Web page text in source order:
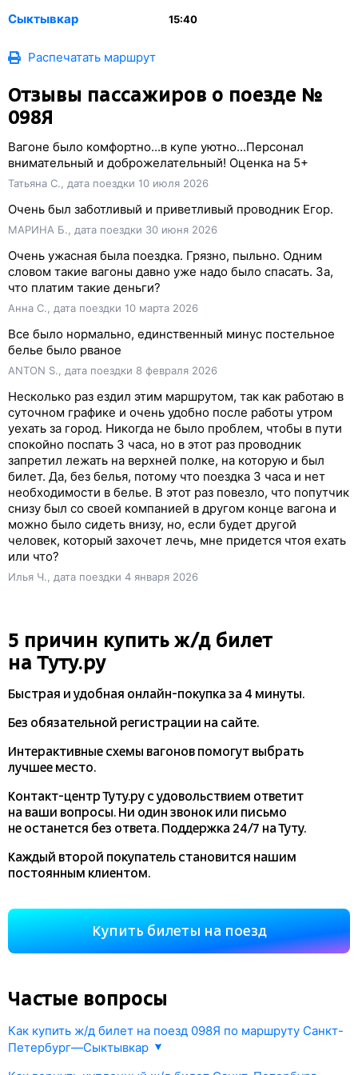
Сыктывкар 15:40
Распечатать маршрут
Отзывы пассажиров о поезде №
098Я
Вагоне было комфортно...в купе уютно...Персонал
внимательный и доброжелательный! Оценка на 5+
Татьяна С., дата поездки 10 июля 2026
Очень был заботливый и приветливый проводник Егор.
МАРИНА Б., дата поездки 30 июня 2026
Очень ужасная была поездка. Грязно, пыльно. Одним
словом такие вагоны давно уже надо было спасать. За,
что платим такие деньги?
Анна С., дата поездки 10 марта 2026
Все было нормально, единственный минус постельное
белье было рваное
ANTON S., дата поездки 8 февраля 2026
Несколько раз ездил этим маршрутом, так как работаю в
суточном графике и очень удобно после работы утром
уехать за город. Никогда не было проблем, чтобы в пути
спокойно поспать 3 часа, но в этот раз проводник
запретил лежать на верхней полке, на которую и был
билет. Да, без белья, потому что поездка 3 часа и нет
необходимости в белье. В этот раз повезло, что попутчик
снизу был со своей компанией в другом конце вагона и
можно было сидеть внизу, но, если будет другой
человек, который захочет лечь, мне придется чтоя ехать
или что?
Илья Ч., дата поездки 4 января 2026
5 причин купить ж/д билет
на Туту.ру
Быстрая и удобная онлайн-покупказа 4 минуты.
Без обязательной регистрации на сайте.
Интерактивные схемы вагонов помогут выбрать
лучшее место.
Контакт-центр Туту.ру с удовольствием ответит
на ваши вопросы. Ни один звонок или письмо
не останется без ответа. Поддержка 24/7 на Туту.
Каждый второй покупатель становится нашим
постоянным клиентом.
Купить билеты на поезд
Частые вопросы
Как купить ж/д билет на поезд 098Я по маршруту Санкт-
Петербург—Сыктывкар